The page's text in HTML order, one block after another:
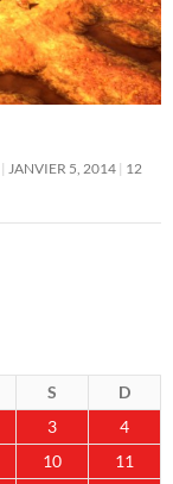
JANVIER 5, 2014 12
S
D
3
4
10
11